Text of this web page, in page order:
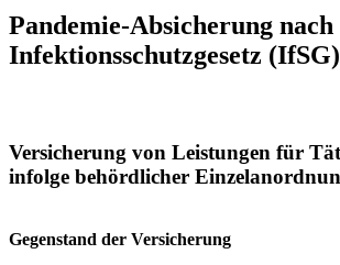
Pandemie-Absicherung nach
Infektionsschutzgesetz (IfSG)
Versicherung von Leistungen für
infolge behördlicher
Gegenstand der Versicherung